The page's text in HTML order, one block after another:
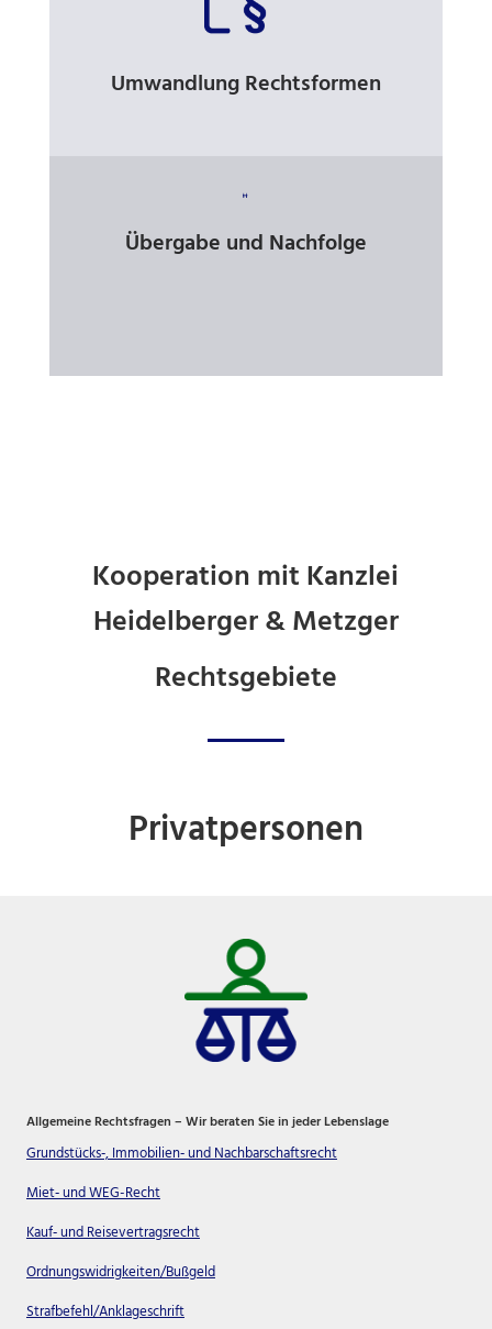
Umwandlung Rechtsformen

Übergabe und Nachfolge
Kooperation mit Kanzlei
Heidelberger & Metzger
Rechtsgebiete
Privatpersonen
Allgemeine Rechtsfragen – Wir beraten Sie in jeder Lebenslage
Grundstücks‐, Immobilien‐ und Nachbarschaftsrecht
Miet‐ und WEG-Recht
Kauf‐ und Reisevertragsrecht
Ordnungswidrigkeiten/Bußgeld
Strafbefehl/Anklageschrift